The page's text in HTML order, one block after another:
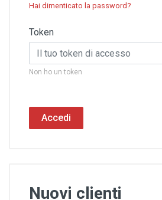
Hai dimenticato la password?
Token
Non ho un token
Accedi
Nuovi clienti